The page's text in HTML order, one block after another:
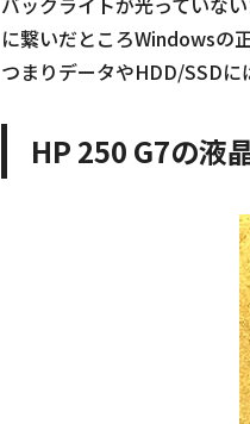
に繋いだところWindowsの
つまりデータやHDD/SSD
HP 250 G7の液